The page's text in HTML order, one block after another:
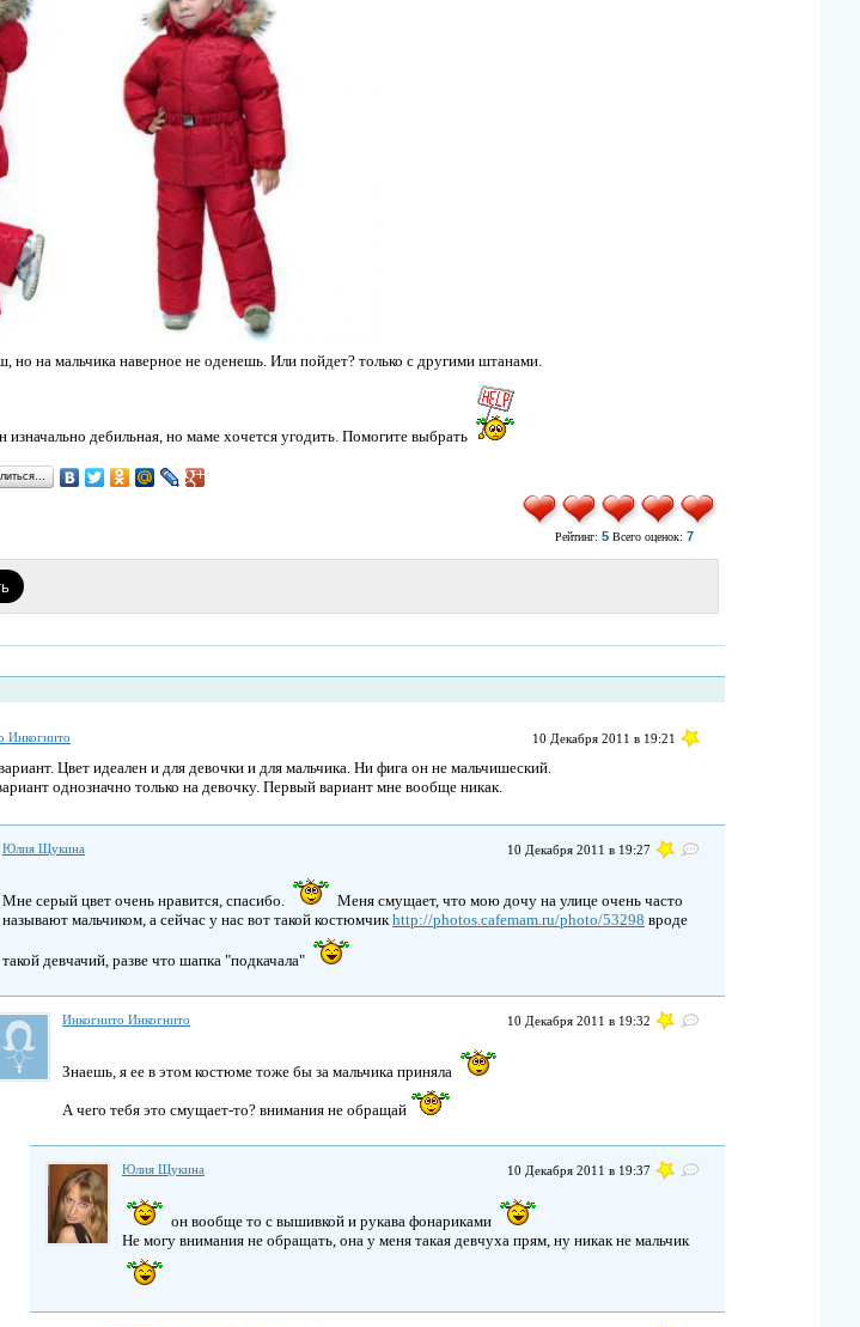
но на мальчика наверное не оденешь. Или пойдет? только с другими штанами.
изначально дебильная, но маме хочется угодить. Помогите выбрать
Рейтинг: 5Всего оценок: 7
Инкогнито 10 Декабря 2011 в 19:21
Цвет идеален и для девочки и для мальчика. Ни фига он не мальчишеский.
однозначно только на девочку. Первый вариант мне вообще никак.
Юлия Щукина 10 Декабря 2011 в 19:27
Мне серый цвет очень нравится, спасибо.
Меня смущает, что мою дочу на улице очень часто
называют мальчиком, а сейчас у нас вот такой костюмчикhttp://photos.cafemam.ru/photo/53298 вроде
такой девчачий, разве что шапка "подкачала"
Инкогнито Инкогнито 10 Декабря 2011 в 19:32
Знаешь, я ее в этом костюме тоже бы за мальчика приняла
А чего тебя это смущает-то? внимания не обращай
Юлия Щукина 10 Декабря 2011 в 19:37
он вообще то с вышивкой и рукава фонариками
Не могу внимания не обращать, она у меня такая девчуха прям, ну никак не мальчик